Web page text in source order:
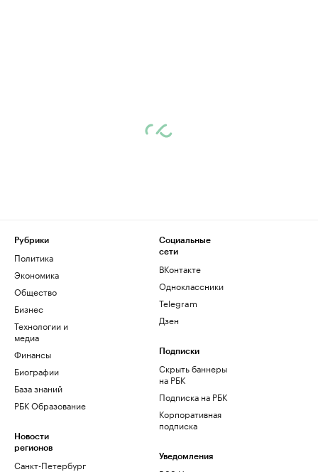
Рубрики
Политика
Экономика
Общество
Бизнес
Технологии и
медиа
Финансы
Биографии
База знаний
РБК Образование
Новости
регионов
Санкт-Петербург
Социальные
сети
ВКонтакте
Одноклассники
Telegram
Дзен
Подписки
Скрыть баннеры
на РБК
Подписка на РБК
Корпоративная
подписка
Уведомления